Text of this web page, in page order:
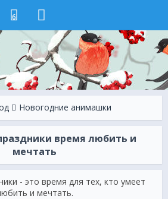
6
Новогодние анимашки
время любить и
мечтать
- это время для тех, кто умеет
и мечтать.